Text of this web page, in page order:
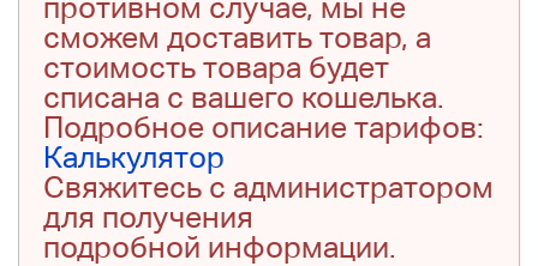
противном случае, мы не
сможем доставить товар, а
стоимость товара будет
списана с вашего кошелька.
Подробное описание тарифов:
Калькулятор
Свяжитесь с администратором
для получения
подробной информации.